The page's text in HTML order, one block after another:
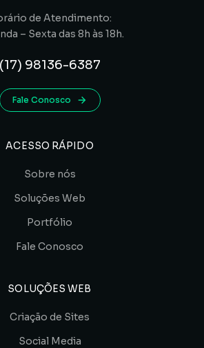
de Atendimento:
– Sexta das 8h às 18h.
(17) 98136-6387
Fale Conosco
ACESSO RÁPIDO
Sobre nós
Soluções Web
Portfólio
Fale Conosco
SOLUÇÕES WEB
Criação de Sites
Social Media